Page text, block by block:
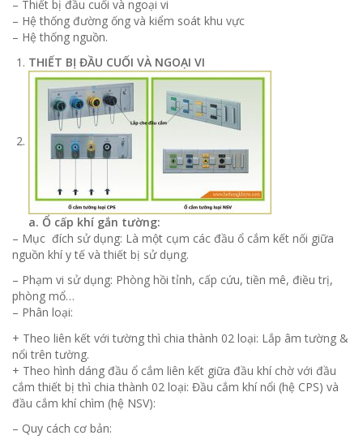
– Thiết bị đầu cuối và ngoại vi
– Hệ thống đường ống và kiểm soát khu vực
– Hệ thống nguồn.
THIẾT BỊ ĐẦU CUỐI VÀ NGOẠI VI
a. Ổ cấp khí gắn tường:
– Mục đích sử dụng: Là một cụm các đầu ổ cắm kết nối giữa
nguồn khí y tế và thiết bị sử dụng.
– Phạm vi sử dụng: Phòng hồi tỉnh, cấp cứu, tiền mê, điều trị,
phòng mổ…
– Phân loại:
+ Theo liên kết với tường thì chia thành 02 loại: Lắp âm tường &
nổi trên tường.
+ Theo hình dáng đầu ổ cắm liên kết giữa đầu khí chờ với đầu
cắm thiết bị thì chia thành 02 loại: Đầu cắm khí nổi (hệ CPS) và
đầu cắm khí chìm (hệ NSV):
– Quy cách cơ bản: